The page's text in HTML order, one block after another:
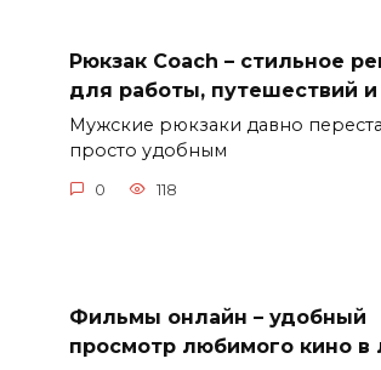
Рюкзак Coach – стильное
для работы, путешествий и
Мужские рюкзаки давно
просто удобным
0 118
Фильмы онлайн – удобный
просмотр любимого кино в